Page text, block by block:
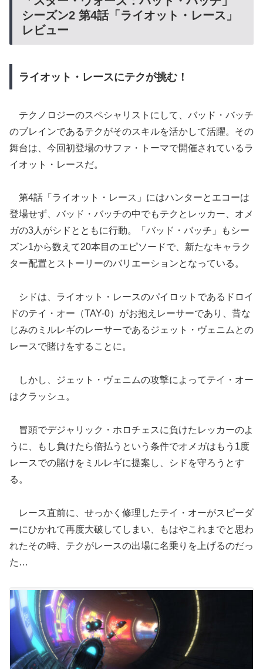
シーズン2 第4話「ライオット・レース」
レビュー
ライオット・レースにテクが挑む！
テクノロジーのスペシャリストにして、バッド・バッチ
のブレインであるテクがそのスキルを活かして活躍。その
舞台は、今回初登場のサファ・トーマで開催されているラ
イオット・レースだ。
第4話「ライオット・レース」にはハンターとエコーは
登場せず、バッド・バッチの中でもテクとレッカー、オメ
ガの3人がシドとともに行動。「バッド・バッチ」もシー
ズン1から数えて20本目のエピソードで、新たなキャラク
ター配置とストーリーのバリエーションとなっている。
シドは、ライオット・レースのパイロットであるドロイ
ドのテイ・オー（TAY-0）がお抱えレーサーであり、昔な
じみのミルレギのレーサーであるジェット・ヴェニムとの
レースで賭けをすることに。
しかし、ジェット・ヴェニムの攻撃によってテイ・オー
はクラッシュ。
冒頭でデジャリック・ホロチェスに負けたレッカーのよ
うに、もし負けたら倍払うという条件でオメガはもう1度
レースでの賭けをミルレギに提案し、シドを守ろうとす
る。
レース直前に、せっかく修理したテイ・オーがスピーダ
ーにひかれて再度大破してしまい、もはやこれまでと思わ
れたその時、テクがレースの出場に名乗りを上げるのだっ
た…